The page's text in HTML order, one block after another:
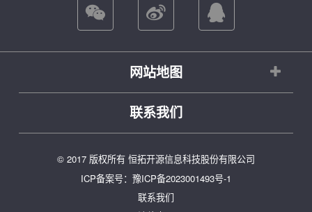
网站地图
联系我们
© 2017 版权所有 恒拓开源信息科技股份有限公司
ICP备案号：豫ICP备2023001493号-1
联系我们